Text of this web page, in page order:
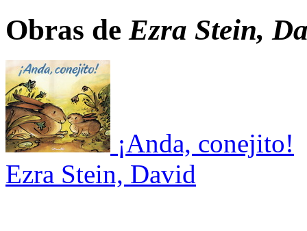
Obras de Ezra Stein,
¡Anda, conejito!
Ezra Stein, David